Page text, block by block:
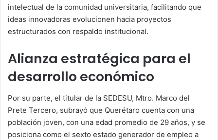
intelectual de la comunidad universitaria, facilitando que
ideas innovadoras evolucionen hacia proyectos
estructurados con respaldo institucional.
Alianza estratégica para el
desarrollo económico
Por su parte, el titular de la SEDESU, Mtro. Marco del
Prete Tercero, subrayó que Querétaro cuenta con una
población joven, con una edad promedio de 29 años, y se
posiciona como el sexto estado generador de empleo a